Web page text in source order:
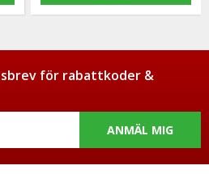
för rabattkoder &
ANMÄL MIG